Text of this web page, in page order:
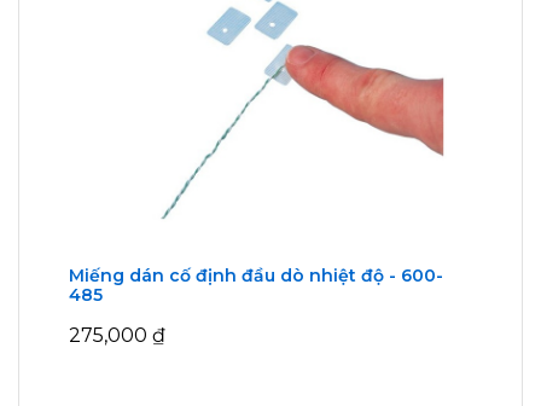
Miếng dán cố định đầu dò nhiệt độ - 600-
485
275,000 ₫